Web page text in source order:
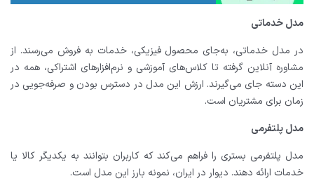
مدل خدماتی
در مدل خدماتی، به‌جای محصول فیزیکی، خدمات به فروش می‌رسند. از
مشاوره آنلاین گرفته تا کلاس‌های آموزشی و نرم‌افزارهای اشتراکی، همه در
این دسته جای می‌گیرند. ارزش این مدل در دسترس بودن و صرفه‌جویی در
زمان برای مشتریان است.
مدل پلتفرمی
مدل پلتفرمی بستری را فراهم می‌کند که کاربران بتوانند به یکدیگر کالا یا
خدمات ارائه دهند. دیوار در ایران، نمونه‌ بارز این مدل است.